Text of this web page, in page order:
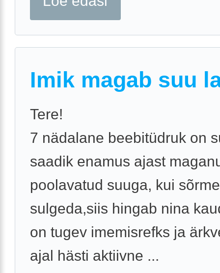
Imik magab suu
Tere!
7 nädalane beebitüdruk on
saadik enamus ajast
poolavatud suuga, kui
sulgeda,siis hingab nina
on tugev imemisrefks ja
ajal hästi aktiivne ...